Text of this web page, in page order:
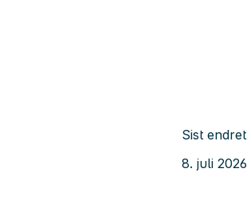
Sist endret
8. juli 2026